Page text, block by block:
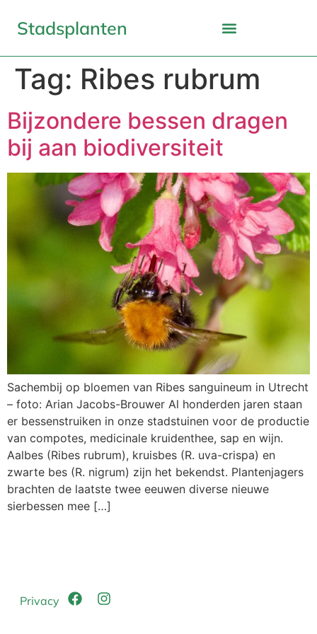
Stadsplanten
Tag: Ribes rubrum
Bijzondere bessen dragen
bij aan biodiversiteit
Sachembij op bloemen van Ribes sanguineum in Utrecht
– foto: Arian Jacobs-Brouwer Al honderden jaren staan
er bessenstruiken in onze stadstuinen voor de productie
van compotes, medicinale kruidenthee, sap en wijn.
Aalbes (Ribes rubrum), kruisbes (R. uva-crispa) en
zwarte bes (R. nigrum) zijn het bekendst. Plantenjagers
brachten de laatste twee eeuwen diverse nieuwe
sierbessen mee […]
Privacy